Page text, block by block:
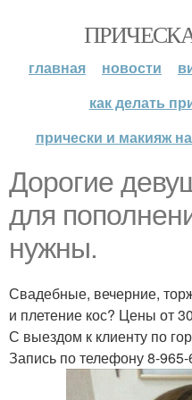
главная новости
как делать
прически и макияж
Дорогие
для
нужны.
Свадебные, вечерние,
и плетение кос? Цены от
С выездом к клиенту по
Запись по телефону 8-